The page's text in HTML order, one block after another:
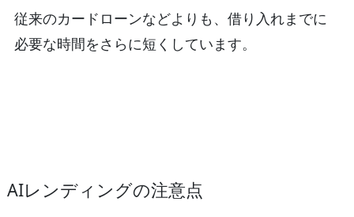
従来のカードローンなどよりも、借り入れまでに
必要な時間をさらに短くしています。
AIレンディングの注意点